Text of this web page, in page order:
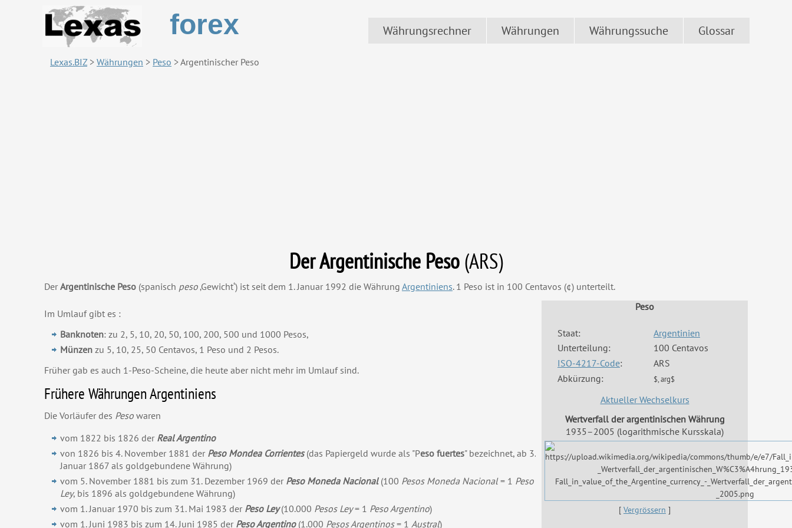
forex Währungsrechner Währungen Währungssuche Glossar
Lexas.BIZ > Währungen > Peso >Argentinischer Peso
DerArgentinische Peso(ARS)
Der Argentinische Peso (spanisch peso‚Gewicht‘) ist seit dem 1. Januar 1992 die Währung Argentiniens. 1 Peso ist in 100 Centavos (¢) unterteilt.
Im Umlauf gibt es :
Banknoten: zu 2, 5, 10, 20, 50, 100, 200, 500 und 1000 Pesos,
Münzen zu 5, 10, 25, 50 Centavos, 1 Peso und 2 Pesos.
Früher gab es auch 1-Peso-Scheine, die heute aber nicht mehr im Umlauf sind.
Frühere Währungen Argentiniens
Die Vorläufer des Peso waren
vom 1822 bis 1826 der Real Argentino
von 1826 bis 4. November 1881 der Peso Mondea Corrientes(das Papiergeld wurde als "Peso fuertes" bezeichnet, ab 3.
Januar 1867 als goldgebundene Währung)
vom 5. November 1881 bis zum 31. Dezember 1969 der Peso Moneda Nacional(100 Pesos Moneda Nacional= 1 Peso
Ley, bis 1896 als goldgebundene Währung)
vom 1. Januar 1970 bis zum 31. Mai 1983 der Peso Ley(10.000 Pesos Ley= 1 Peso Argentino)
vom 1. Juni 1983 bis zum 14. Juni 1985 der Peso Argentino(1.000 Pesos Argentinos= 1 Austral)
Peso
Staat:
Argentinien
Unterteilung:
100 Centavos
ISO-4217-Code:
ARS
Abkürzung:
$, arg$
Aktueller Wechselkurs
Wertverfall der argentinischen Währung
1935–2005 (logarithmische Kursskala)
[ Vergrössern ]